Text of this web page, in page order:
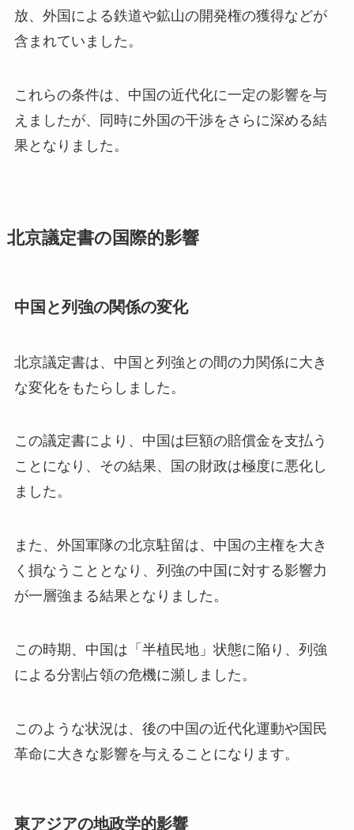
放、外国による鉄道や鉱山の開発権の獲得などが
含まれていました。
これらの条件は、中国の近代化に一定の影響を与
えましたが、同時に外国の干渉をさらに深める結
果となりました。
北京議定書の国際的影響
中国と列強の関係の変化
北京議定書は、中国と列強との間の力関係に大き
な変化をもたらしました。
この議定書により、中国は巨額の賠償金を支払う
ことになり、その結果、国の財政は極度に悪化し
ました。
また、外国軍隊の北京駐留は、中国の主権を大き
く損なうこととなり、列強の中国に対する影響力
が一層強まる結果となりました。
この時期、中国は「半植民地」状態に陥り、列強
による分割占領の危機に瀕しました。
このような状況は、後の中国の近代化運動や国民
革命に大きな影響を与えることになります。
東アジアの地政学的影響